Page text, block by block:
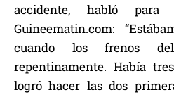
accidente, habló
Guineematin.com:
cuando los frenos
repentinamente. Había
logró hacer las dos